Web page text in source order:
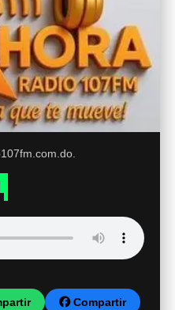
Compartir